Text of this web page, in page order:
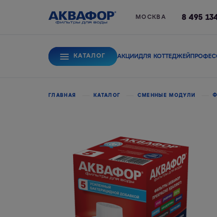
МОСКВА 8 495
КАТАЛОГ АКЦИИДЛЯ КОТТЕДЖЕЙ
Для питьевой
Системы обратного
осмоса
Сорбционные
ГЛАВНАЯ КАТАЛОГ СМЕННЫЕ МОДУЛИ